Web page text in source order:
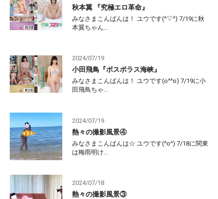
秋本翼 『究極エロ革命』
みなさまこんばんは！ ユウです(^▽^) 7/19に秋
本翼ちゃん...
2024/07/19
小田飛鳥『ボスポラス海峡』
みなさまこんばんは！ ユウです(o^^o) 7/19に小
田飛鳥ちゃ...
2024/07/19
熱々の撮影風景④
みなさまこんばんは☆ ユウです(^o^) 7/18に関東
は梅雨明け...
2024/07/18
熱々の撮影風景③